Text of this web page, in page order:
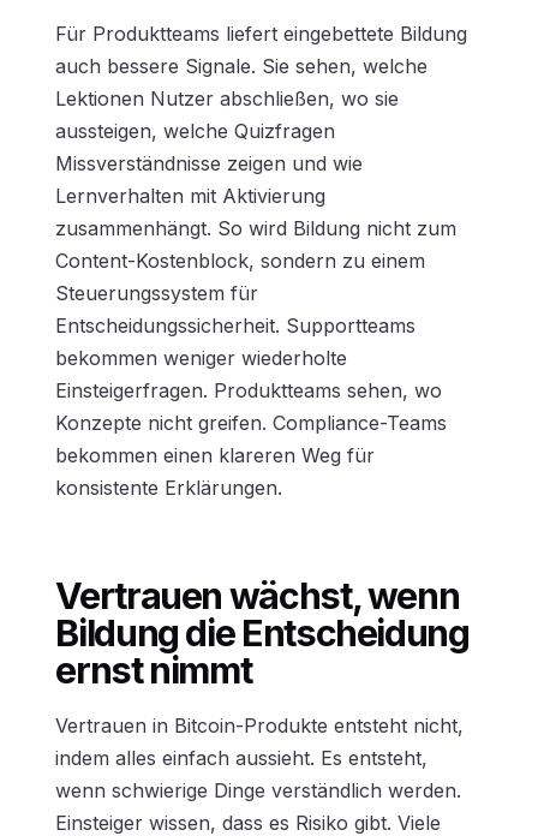
Für Produktteams liefert eingebettete Bildung
auch bessere Signale. Sie sehen, welche
Lektionen Nutzer abschließen, wo sie
aussteigen, welche Quizfragen
Missverständnisse zeigen und wie
Lernverhalten mit Aktivierung
zusammenhängt. So wird Bildung nicht zum
Content-Kostenblock, sondern zu einem
Steuerungssystem für
Entscheidungssicherheit. Supportteams
bekommen weniger wiederholte
Einsteigerfragen. Produktteams sehen, wo
Konzepte nicht greifen. Compliance-Teams
bekommen einen klareren Weg für
konsistente Erklärungen.
Vertrauen wächst, wenn
Bildung die Entscheidung
ernst nimmt
Vertrauen in Bitcoin-Produkte entsteht nicht,
indem alles einfach aussieht. Es entsteht,
wenn schwierige Dinge verständlich werden.
Einsteiger wissen, dass es Risiko gibt. Viele